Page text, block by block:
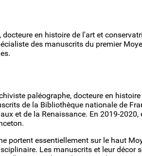
en histoire de l'art et
des manuscrits du premier
paléographe, docteure en
de la Bibliothèque nationale de
et de la Renaissance. En 2019-2020,
portent essentiellement sur le haut
Les manuscrits et leur décor